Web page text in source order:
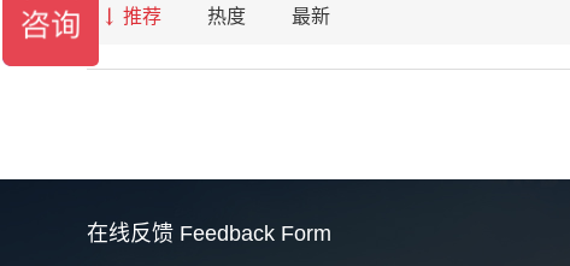
推荐 热度 最新
在线反馈 Feedback Form